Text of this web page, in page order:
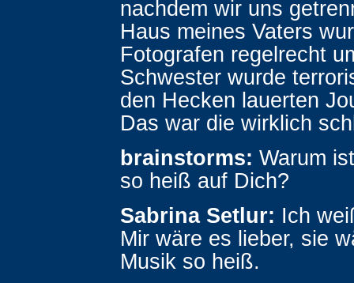
nachdem wir uns
Haus meines Vaters
Fotografen regelrecht
Schwester wurde
den Hecken lauerten
Das war die wirklich
brainstorms: Warum
so heiß auf Dich?
Sabrina Setlur: Ich
Mir wäre es lieber, sie
Musik so heiß.